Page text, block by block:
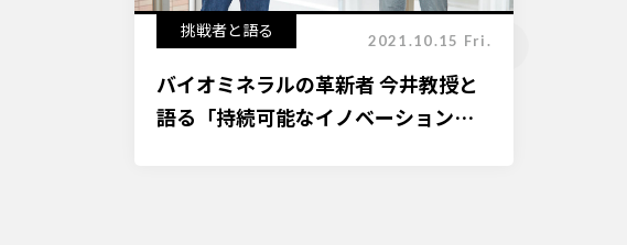
挑戦者と語る 2021.10.15 Fri.
バイオミネラルの革新者 今井教授と
語る「持続可能なイノベーション」